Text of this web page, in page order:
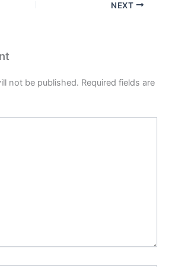
NEXT
not be published. Required fields are